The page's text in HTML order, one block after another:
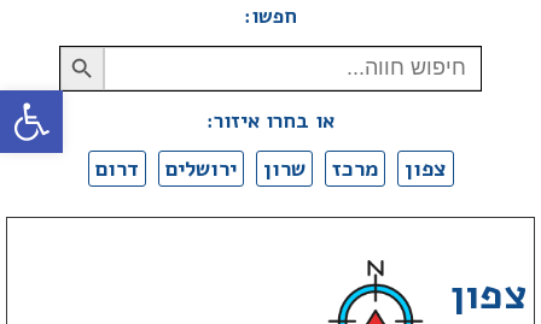
פתח
חפשו:
Search
for:
Search Button
או בחרו איזור:
צפון מרכז שרון ירושלים דרום
צפון